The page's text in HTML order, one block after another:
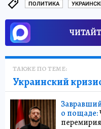
ПОЛИТИКА
ТАКЖЕ ПО ТЕМЕ:
Украинский
о пощаде: